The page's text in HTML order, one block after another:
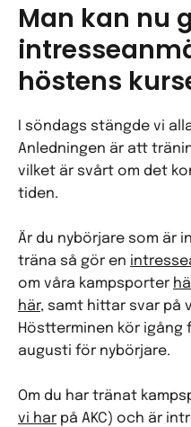
Man kan nu
höstens
I söndags stängde vi
Anledningen är att
vilket är svårt om det
tiden.
Är du nybörjare som är
träna så gör en
om våra kampsporter
här, samt hittar svar på
Höstterminen kör igång
augusti för nybörjare.
Om du har tränat
vi har på AKC) och är